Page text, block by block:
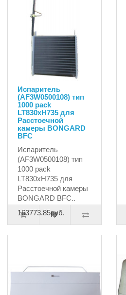
Испаритель
(AF3W0500108) тип
1000 pack
LT830xH735 для
Расстоечной
камеры BONGARD
BFC
Испаритель
(AF3W0500108) тип
1000 pack
LT830xH735 для
Расстоечной камеры
BONGARD BFC..
163773.85руб.